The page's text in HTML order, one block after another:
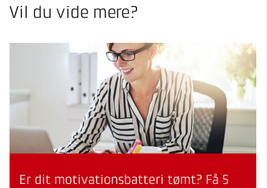
Vil du vide mere?
Er dit motivationsbatteri tømt? Få 5